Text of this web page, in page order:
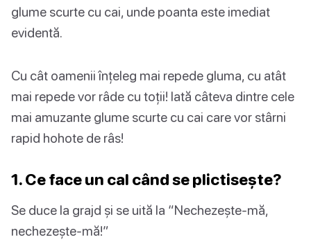
glume scurte cu cai, unde poanta este imediat
evidentă.
Cu cât oamenii înțeleg mai repede gluma, cu atât
mai repede vor râde cu toții! Iată câteva dintre cele
mai amuzante glume scurte cu cai care vor stârni
rapid hohote de râs!
1. Ce face un cal când se plictisește?
Se duce la grajd și se uită la “Nechezește-mă,
nechezește-mă!”